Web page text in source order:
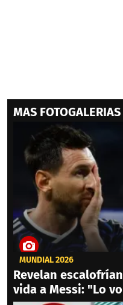
MAS FOTOGALERIAS
MUNDIAL 2026
Revelan
vida a Messi: "Lo